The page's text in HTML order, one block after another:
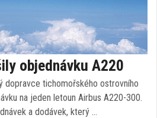
objednávku A220
dopravce tichomořského ostrovního
na jeden letoun Airbus A220-300.
a dodávek, který …